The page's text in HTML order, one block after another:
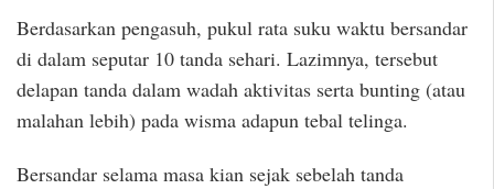
Berdasarkan pengasuh, pukul rata suku waktu bersandar
di dalam seputar 10 tanda sehari. Lazimnya, tersebut
delapan tanda dalam wadah aktivitas serta bunting (atau
malahan lebih) pada wisma adapun tebal telinga.
Bersandar selama masa kian sejak sebelah tanda